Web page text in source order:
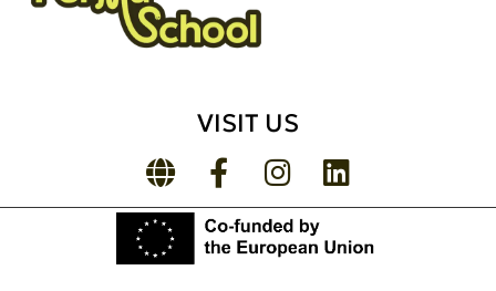
VISIT US